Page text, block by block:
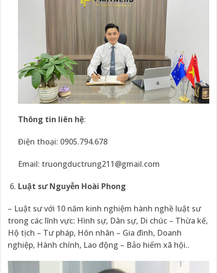
Thông tin liên hệ:
Điện thoại: 0905.794.678
Email: truongductrung211@gmail.com
Luật sư Nguyễn Hoài Phong
– Luật sư với 10 năm kinh nghiệm hành nghề luật sư
trong các lĩnh vực: Hình sự, Dân sự, Di chúc – Thừa kế,
Hộ tịch – Tư pháp, Hôn nhân – Gia đình, Doanh
nghiệp, Hành chính, Lao động – Bảo hiểm xã hội..